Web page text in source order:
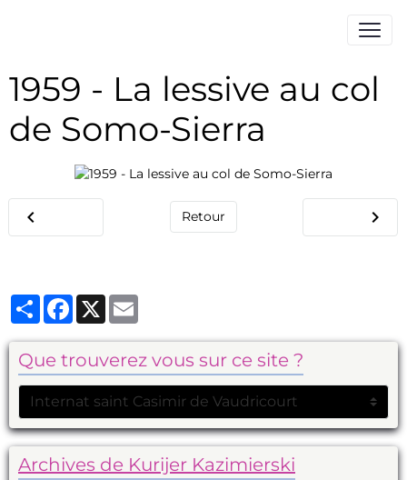
1959 - La lessive au col
de Somo-Sierra
Retour
PartagerFacebook
X
Que trouverez vous sur ce site ?
Archives de Kurijer Kazimierski